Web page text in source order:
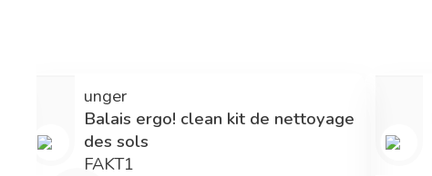
unger
Balais ergo! clean kit de nettoyage
des sols
FAKT1